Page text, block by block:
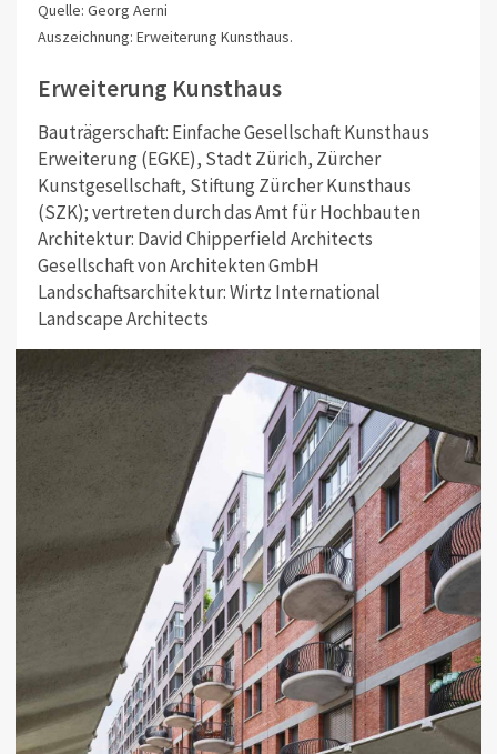
Quelle: Georg Aerni
Auszeichnung: Erweiterung Kunsthaus.
Erweiterung Kunsthaus
Bauträgerschaft: Einfache Gesellschaft Kunsthaus
Erweiterung (EGKE), Stadt Zürich, Zürcher
Kunstgesellschaft, Stiftung Zürcher Kunsthaus
(SZK); vertreten durch das Amt fürHochbauten
Architektur: David Chipperfield Architects
Gesellschaft von Architekten GmbH
Landschaftsarchitektur: Wirtz International
Landscape Architects